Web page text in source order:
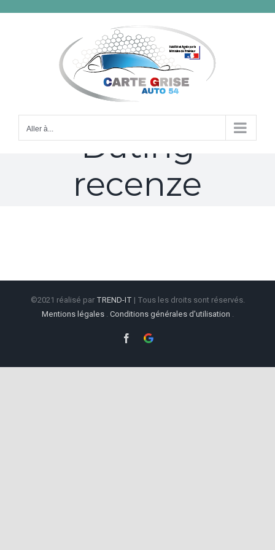
Aller à...
Adventure
Dating
recenze
©2021 réalisé par TREND-IT | Tous les droits sont réservés.
Mentions légales. Conditions générales d'utilisation .
Facebook
Google